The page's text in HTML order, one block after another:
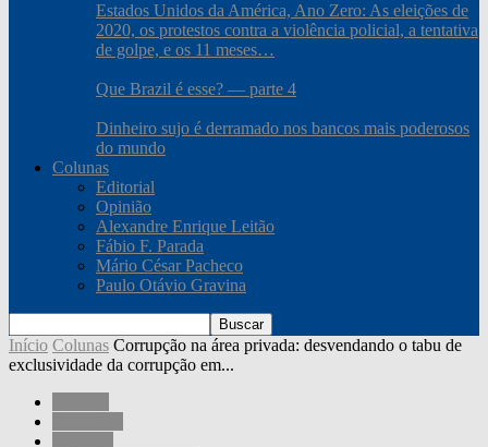
Estados Unidos da América, Ano Zero: As eleições de
2020, os protestos contra a violência policial, a tentativa
de golpe, e os 11 meses…
Que Brazil é esse? — parte 4
Dinheiro sujo é derramado nos bancos mais poderosos
do mundo
Colunas
Editorial
Opinião
Alexandre Enrique Leitão
Fábio F. Parada
Mário César Pacheco
Paulo Otávio Gravina
Início Colunas Corrupção na área privada: desvendando o tabu de
exclusividade da corrupção em...